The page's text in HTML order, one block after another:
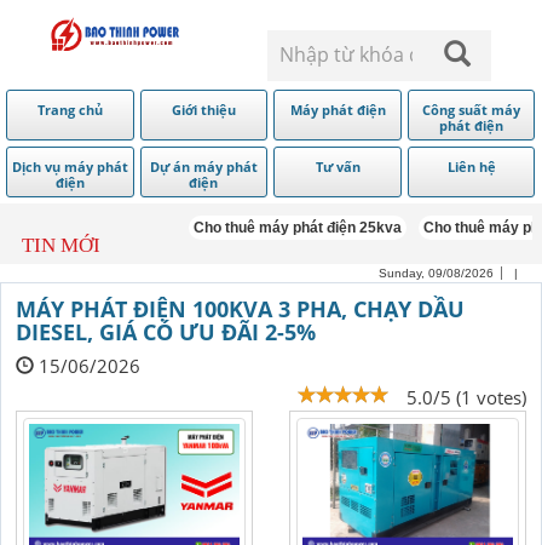
Trang chủ Giới thiệu Máy phát điện
Công suất máy
phát điện
Dịch vụ máy phát
điện
Dự án máy phát
điện
Tư vấn Liên hệ
TIN MỚI
Cho thuê máy phát điện 25kva Cho thuê máy phát
Sunday, 09/08/2026 |
MÁY PHÁT ĐIỆN 100KVA 3 PHA, CHẠY DẦU
DIESEL, GIÁ CÓ ƯU ĐÃI 2-5%
15/06/2026
5.0/5 (1 votes)